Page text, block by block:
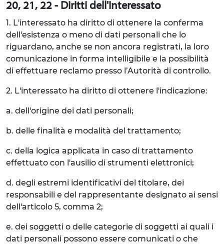
20, 21, 22 - Diritti dell'Interessato
1. L'interessato ha diritto di ottenere la conferma
dell'esistenza o meno di dati personali che lo
riguardano, anche se non ancora registrati, la loro
comunicazione in forma intelligibile e la possibilità
di effettuare reclamo presso l’Autorità di controllo.
2. L'interessato ha diritto di ottenere l'indicazione:
a. dell'origine dei dati personali;
b. delle finalità e modalità del trattamento;
c. della logica applicata in caso di trattamento
effettuato con l'ausilio di strumenti elettronici;
d. degli estremi identificativi del titolare, dei
responsabili e del rappresentante designato ai sensi
dell'articolo 5, comma 2;
e. dei soggetti o delle categorie di soggetti ai quali i
dati personali possono essere comunicati o che